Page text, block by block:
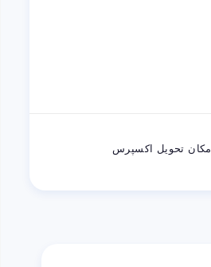
امکان تحویل اکسپرس